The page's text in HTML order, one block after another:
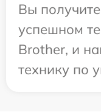
Вы
успешном
Brother, и
технику по